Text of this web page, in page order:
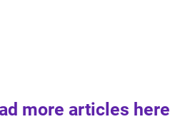
more articles here